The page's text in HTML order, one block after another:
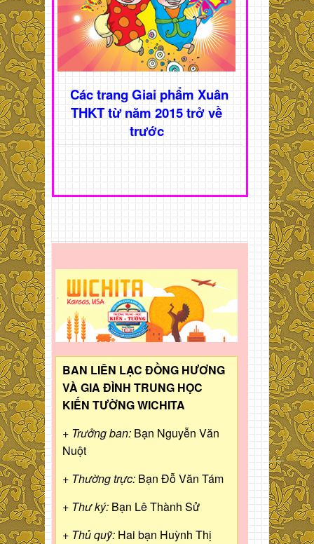
Các trang Giai phẩm Xuân
THKT từ năm 2015 trở về
trước
BAN LIÊN LẠC ĐỒNG HƯƠNG
VÀ GIA ĐÌNH TRUNG HỌC
KIẾN TƯỜNG WICHITA
+ Trưởng ban: Bạn Nguyễn Văn
Nuột
+ Thường trực: Bạn Đỗ Văn Tám
+ Thư ký: Bạn Lê Thành Sử
+ Thủ quỹ: Hai bạn Huỳnh Thị